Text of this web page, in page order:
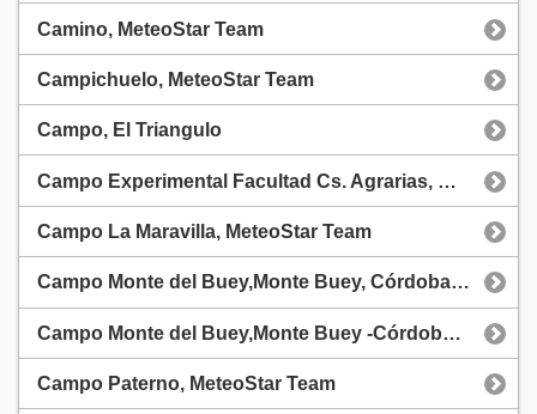
Camino, MeteoStar Team
Campichuelo, MeteoStar Team
Campo, El Triangulo
Campo Experimental Facultad Cs. Agrarias, MeteoStar Team
Campo La Maravilla, MeteoStar Team
Campo Monte del Buey,Monte Buey, Córdoba, Meteostar
Campo Monte del Buey,Monte Buey -Córdoba, MeteoStar Team
Campo Paterno, MeteoStar Team